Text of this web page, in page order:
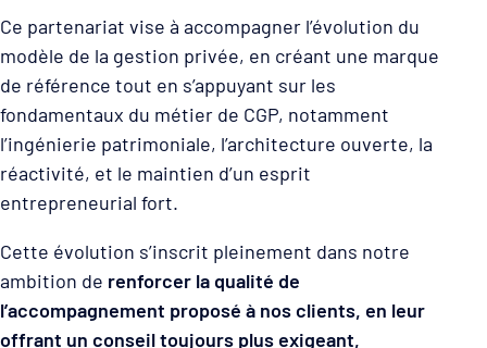
Ce partenariat vise à accompagner l’évolution du
modèle de la gestion privée, en créant une marque
de référence tout en s’appuyant sur les
fondamentaux du métier de CGP, notamment
l’ingénierie patrimoniale, l’architecture ouverte, la
réactivité, et le maintien d’un esprit
entrepreneurial fort.
Cette évolution s’inscrit pleinement dans notre
ambition de renforcer la qualité de
l’accompagnement proposé à nos clients, en leur
offrant un conseil toujours plus exigeant,